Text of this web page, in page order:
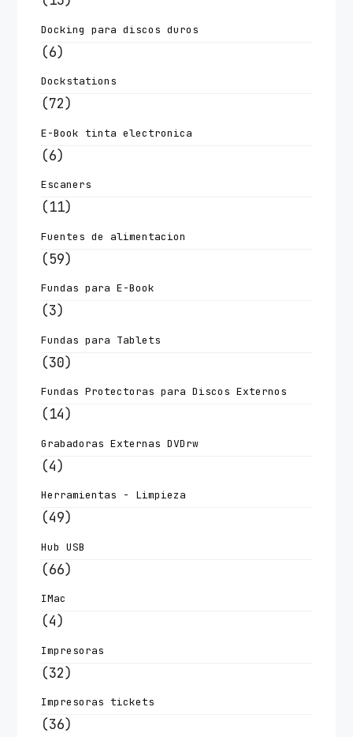
Docking para discos duros
(6)
Dockstations
(72)
E-Book tinta electronica
(6)
Escaners
(11)
Fuentes de alimentacion
(59)
Fundas para E-Book
(3)
Fundas para Tablets
(30)
Fundas Protectoras para Discos Externos
(14)
Grabadoras Externas DVDrw
(4)
Herramientas - Limpieza
(49)
Hub USB
(66)
IMac
(4)
Impresoras
(32)
Impresoras tickets
(36)